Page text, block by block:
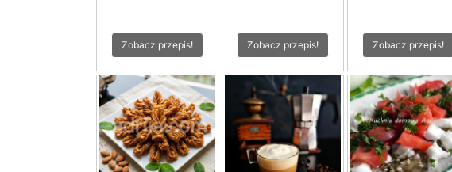
Zobacz przepis! Zobacz przepis! Zobacz przepis!